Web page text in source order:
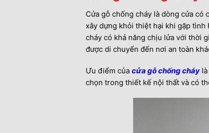
Cửa gỗ chống cháy là dòng cửa có
xây dựng khỏi thiệt hại khi gặp tình
cháy có khả năng chịu lửa với thời
được di chuyển đến nơi an toàn
Ưu điểm của cửa gỗ chống cháylà
chọn trong thiết kế nội thất và có